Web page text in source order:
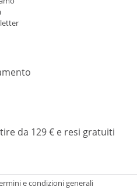
da 129 € e resi gratuiti
e condizioni generali